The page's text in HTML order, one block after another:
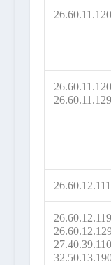
26.60.11.120
26.60.11.120
26.60.11.129
26.60.12.111
26.60.12.119
27.40.39.110